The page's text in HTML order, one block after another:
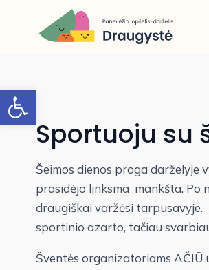
Open toolbar
Sportuoju su
Šeimos dienos proga darželyje
prasidėjo linksma mankšta. Po
draugiškai varžėsi
sportinio azarto, tačiau
Šventės organizatoriams AČIŪ